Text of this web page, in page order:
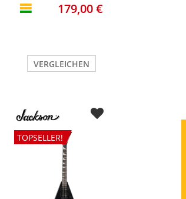
179,00 €
VERGLEICHEN
TOPSELLER!